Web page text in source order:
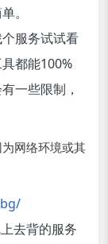
。
服务试试看
都能100%
一些限制，
网络环境或其
去背的服务